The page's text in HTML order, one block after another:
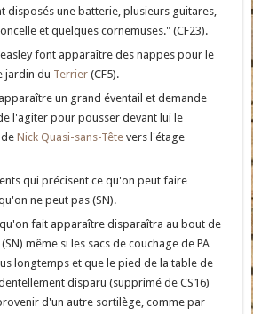
disposés une batterie, plusieurs guitares,
et quelques cornemuses." (CF23).
font apparaître des nappes pour le
jardin du Terrier (CF5).
un grand éventail et demande
l'agiter pour pousser devant lui le
deNick Quasi-sans-Tête vers l'étage
qui précisent ce qu'on peut faire
ne peut pas (SN).
fait apparaître disparaîtra au bout de
même si les sacs de couchage de PA
longtemps et que le pied de la table de
disparu (supprimé de CS16)
d'un autre sortilège, comme par